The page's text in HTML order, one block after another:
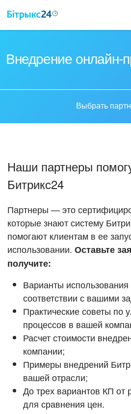
ПОДДЕРЖКА
ВХОД
ВХОД
Внедрение онлайн-
Стать
Кейсы
Смотреть
Выбрать
Наши партнеры
Битрикс24
Партнеры — это
которые знают систему
помогают клиентам в ее
использовании. Оставьте
получите:
Варианты
соответствии с вашими
Практические советы по
процессов в вашей
Расчет стоимости
компании;
Примеры внедрений
вашей отрасли;
До трех вариантов КП от
для сравнения цен.